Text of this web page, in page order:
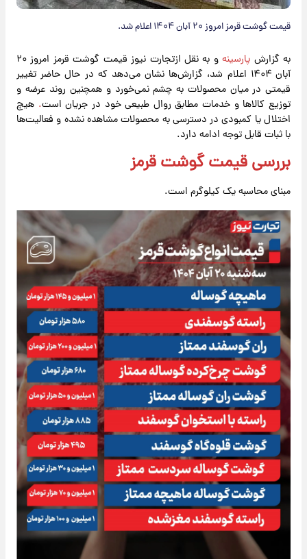
قیمت گوشت قرمز امروز ۲۰ آبان ۱۴۰۴ اعلام شد.
به گزارش پارسینه
و به نقل ازتجارت نیوز قیمت گوشت قرمز امروز ۲۰
آبان ۱۴۰۴ اعلام شد، گزارش‌ها نشان می‌دهد که در حال حاضر تغییر
قیمتی در میان محصولات به چشم نمی‌خورد و همچنین روند عرضه و
توزیع کالاها و خدمات مطابق روال طبیعی خود در جریان است. هیچ
اختلال یا کمبودی در دسترسی به محصولات مشاهده نشده و فعالیت‌ها
با ثبات قابل توجه ادامه دارد.
بررسی قیمت گوشت قرمز
مبنای محاسبه یک کیلوگرم است.